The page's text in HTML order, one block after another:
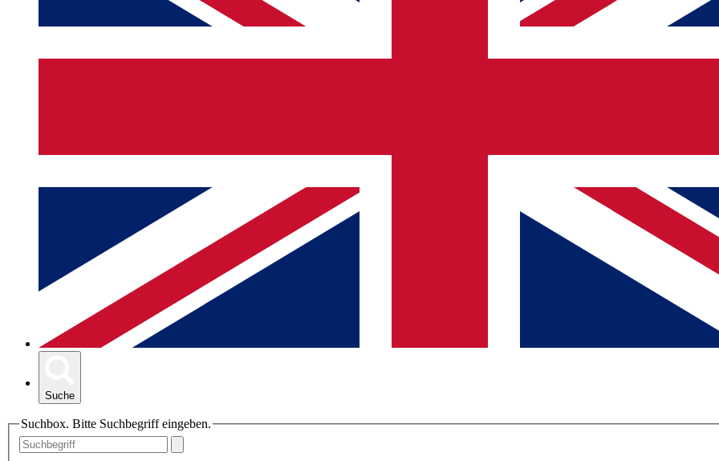
Suche
Suchbox. Bitte Suchbegriff eingeben.